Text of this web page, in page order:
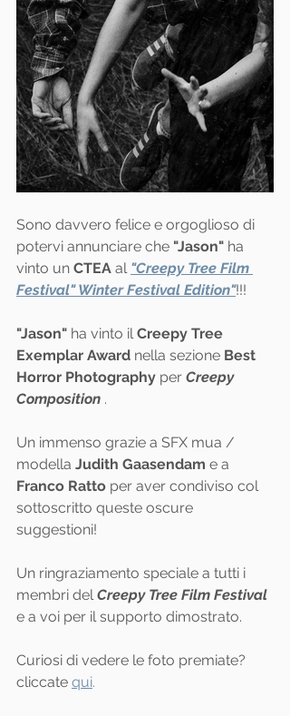
Sono davvero felice e orgoglioso di
potervi annunciare che "Jason" ha
vinto un CTEA al "Creepy Tree Film
Festival" Winter Festival Edition"!!!
"Jason" ha vinto il Creepy Tree
Exemplar Award nella sezione Best
Horror Photography per Creepy
Composition .
Un immenso grazie a SFX mua /
modella Judith Gaasendam e a
Franco Ratto per aver condiviso col
sottoscritto queste oscure
suggestioni!
Un ringraziamento speciale a tutti i
membri del Creepy Tree Film Festival
e a voi per il supporto dimostrato.
Curiosi di vedere le foto premiate?
cliccate qui.